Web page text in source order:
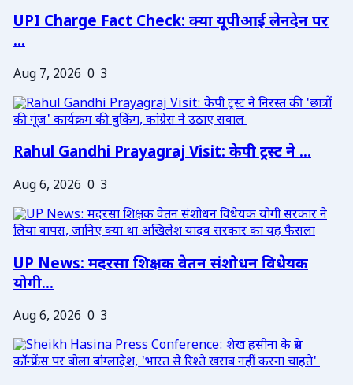
UPI Charge Fact Check: क्या यूपीआई लेनदेन पर
...
Aug 7, 2026 0 3
Rahul Gandhi Prayagraj Visit: केपी ट्रस्ट ने ...
Aug 6, 2026 0 3
UP News: मदरसा शिक्षक वेतन संशोधन विधेयक
योगी...
Aug 6, 2026 0 3